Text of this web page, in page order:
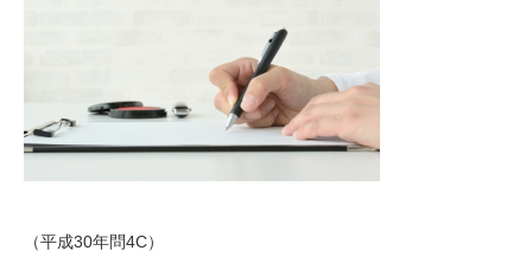
（平成30年問4C）